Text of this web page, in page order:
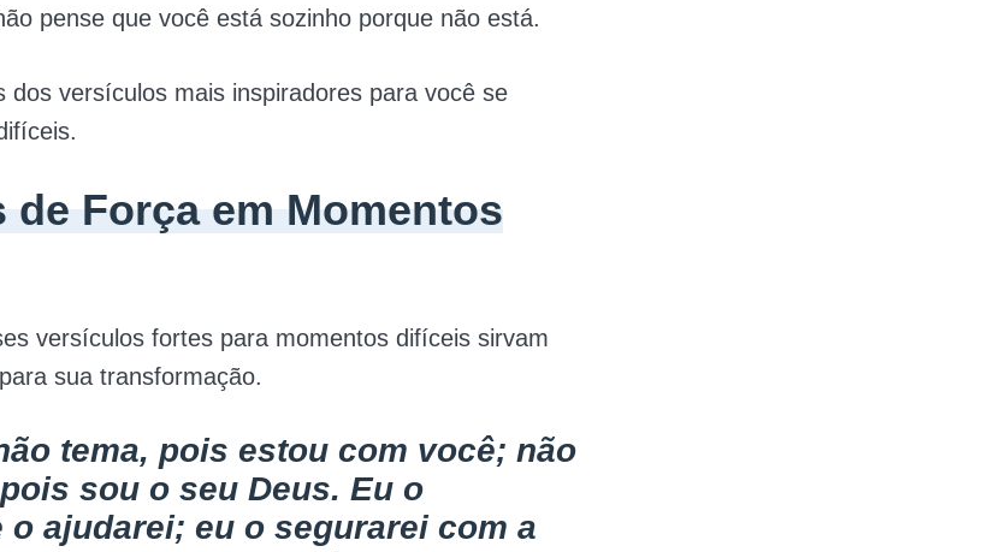
pense que você está sozinho porque não está.
dos versículos mais inspiradores para você se
de Força em Momentos
versículos fortes para momentos difíceis sirvam
sua transformação.
tema, pois estou com você; não
sou o seu Deus. Eu o
o ajudarei; eu o segurarei com a